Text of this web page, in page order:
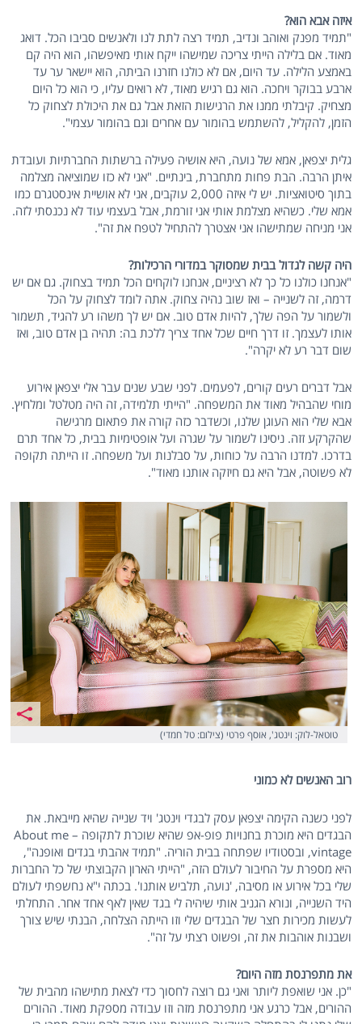
איזה אבא הוא?
"תמיד מפנק ואוהב ונדיב, תמיד רצה לתת לנו ולאנשים סביבו הכל. דואג
מאוד. אם בלילה הייתי צריכה שמישהו ייקח אותי מאיפשהו, הוא היה קם
באמצע הלילה. עד היום, אם לא כולנו חזרנו הביתה, הוא יישאר ער עד
ארבע בבוקר ויחכה. הוא גם רגיש מאוד, לא רואים עליו, כי הוא כל היום
מצחיק. קיבלתי ממנו את הרגישות הזאת אבל גם את היכולת לצחוק כל
הזמן, להקליל, להשתמש בהומור עם אחרים וגם בהומור עצמי".
גלית יצפאן, אמא של נועה, היא אושיה פעילה ברשתות החברתיות ועובדת
איתן הרבה. הבת פחות מתחברת, בינתיים. "אני לא כזו שמוציאה מצלמה
בתוך סיטואציות. יש לי איזה 2,000 עוקבים, אני לא אושיית אינסטגרם כמו
אמא שלי. כשהיא מצלמת אותי אני זורמת, אבל בעצמי עוד לא נכנסתי לזה.
אני מניחה שמתישהו אני אצטרך להתחיל לטפח את זה".
היה קשה לגדול בבית שמסוקר במדורי הרכילות?
"אנחנו כולנו כל כך לא רציניים, אנחנו לוקחים הכל תמיד בצחוק. גם אם יש
דרמה, זה לשנייה – ואז שוב נהיה צחוק. אתה לומד לצחוק על הכל
ולשמור על הפה שלך, להיות אדם טוב. אם יש לך משהו רע להגיד, תשמור
אותו לעצמך. זו דרך חיים שכל אחד צריך ללכת בה: תהיה בן אדם טוב, ואז
שום דבר רע לא יקרה".
אבל דברים רעים קורים, לפעמים. לפני שבע שנים עבר אלי יצפאן אירוע
מוחי שהבהיל מאוד את המשפחה. "הייתי תלמידה, זה היה מטלטל ומלחיץ.
אבא שלי הוא העוגן שלנו, וכשדבר כזה קורה את פתאום מרגישה
שהקרקע זזה. ניסינו לשמור על שגרה ועל אופטימיות בבית, כל אחד תרם
בדרכו. למדנו הרבה על כוחות, על סבלנות ועל משפחה. זו הייתה תקופה
לא פשוטה, אבל היא גם חיזקה אותנו מאוד".
טוטאל-לוק: וינטג', אוסף פרטי (צילום: טל חמדי)
רוב האנשים לא כמוני
לפני כשנה הקימה יצפאן עסק לבגדי וינטג' ויד שנייה שהיא מייבאת. את
הבגדים היא מוכרת בחנויות פופ-אפ שהיא שוכרת לתקופה – About me
vintage, ובסטודיו שפתחה בבית הוריה. "תמיד אהבתי בגדים ואופנה",
היא מספרת על החיבור לעולם הזה, "הייתי הארון הקבוצתי של כל החברות
שלי בכל אירוע או מסיבה, 'נועה, תלביש אותנו'. בכתה י"א נחשפתי לעולם
היד השנייה, ונורא הגניב אותי שיהיה לי בגד שאין לאף אחד אחר. התחלתי
לעשות מכירות חצר של הבגדים שלי וזו הייתה הצלחה, הבנתי שיש צורך
ושבנות אוהבות את זה, ופשוט רצתי על זה".
את מתפרנסת מזה היום?
"כן. אני שואפת ליותר ואני גם רוצה לחסוך כדי לצאת מתישהו מהבית של
ההורים, אבל כרגע אני מתפרנסת מזה וזו עבודה מספקת מאוד. ההורים